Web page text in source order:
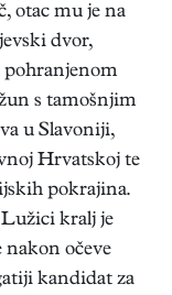
otac mu je na
dvor,
s tamošnjim
u Slavoniji,
Hrvatskoj te
pokrajina.
Lužici kralj je
očeve
kandidat za